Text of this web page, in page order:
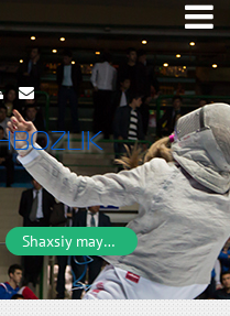
Shaxsiy maydon